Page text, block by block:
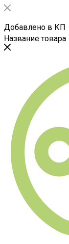
Добавлено в КП
Название товара